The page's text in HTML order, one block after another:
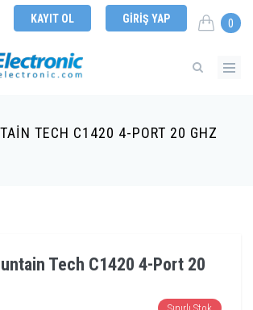
KAYIT OL GIRIŞ YAP 0
TECH C1420 4-PORT 20 GHZ
Tech C1420 4-Port 20